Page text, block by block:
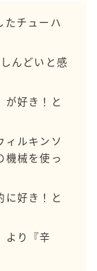
たチューハ
んどいと感
が好き！と
ィルキンソ
機械を使っ
に好き！と
より『辛